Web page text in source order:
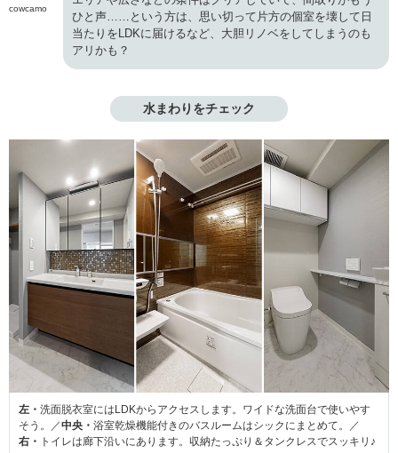
cowcamo
ひと声……という方は、思い切って片方の個室を壊して日
当たりをLDKに届けるなど、大胆リノベをしてしまうのも
アリかも？
水まわりをチェック
左・ 洗面脱衣室にはLDKからアクセスします。ワイドな洗面台で使いやす
そう。／中央・ 浴室乾燥機能付きのバスルームはシックにまとめて。／
右・ トイレは廊下沿いにあります。収納たっぷり＆タンクレスでスッキリ♪